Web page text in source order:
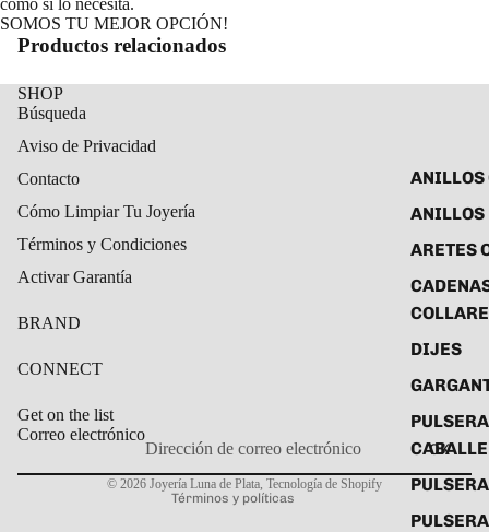
ANILLOS
ARETES
DIJES
cómo si lo necesita.
SOMOS TU MEJOR OPCIÓN!
Productos relacionados
SHOP
Búsqueda
Aviso de Privacidad
Contacto
Cómo Limpiar Tu Joyería
Términos y Condiciones
Activar Garantía
BRAND
CONNECT
Get on the list
Correo electrónico
OK
© 2026 Joyería Luna de Plata Tecnología de Shopify
Términos y políticas
Política de privacidad